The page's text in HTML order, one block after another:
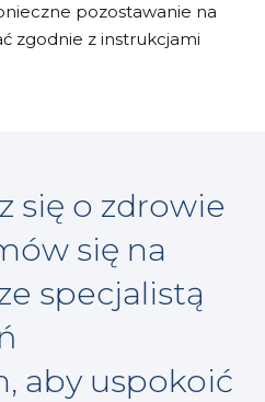
pozostawanie na
zgodnie z instrukcjami
się o zdrowie
się na
specjalistą
aby uspokoić